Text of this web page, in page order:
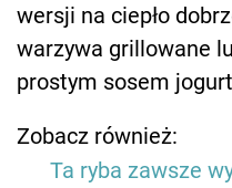
wersji na ciepło
warzywa grillowane
prostym sosem
Zobacz również:
Ta ryba zawsze